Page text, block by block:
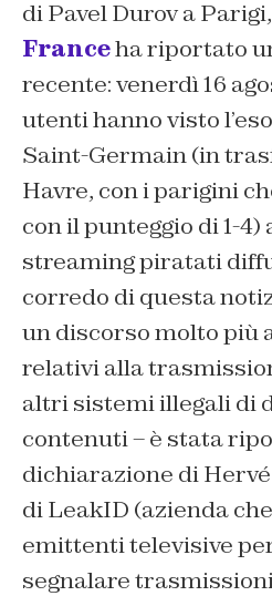
di Pavel Durov a
Franceha riportato
recente: venerdì 16
utenti hanno visto
Saint-Germain (in
Havre, con i parigini
con il punteggio di 1-
streaming piratati
corredo di questa
un discorso molto più
relativi alla
altri sistemi illegali di
contenuti – è stata
dichiarazione di
di LeakID (azienda
emittenti televisive
segnalare